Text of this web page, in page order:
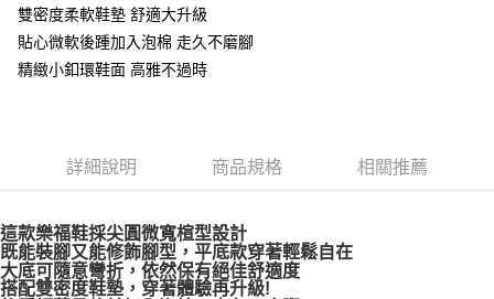
悠遊付
AFTEE先享後付
便利好安心！
１．簡單：不需註冊會員、不需綁卡、不需儲值。
【「AFTEE先享後付」結帳流程】
１．於結帳方式選擇「AFTEE先享後付」後，將跳轉至「AFTEE先享後付」
結帳頁面，進行簡訊認證並確認金額後，即可完成結帳。
宅配通
每筆NT$100，滿NT$999(含以上)免運費
雙密度柔軟鞋墊 舒適大升級
貼心微軟後踵加入泡棉 走久不磨腳
精緻小釦環鞋面 高雅不過時
詳細說明 商品規格 相關推薦
這款樂福鞋採尖圓微寬楦型設計
既能裝腳又能修飾腳型，平底款穿著輕鬆自在
大底可隨意彎折，依然保有絕佳舒適度
搭配雙密度鞋墊，穿著體驗再升級!